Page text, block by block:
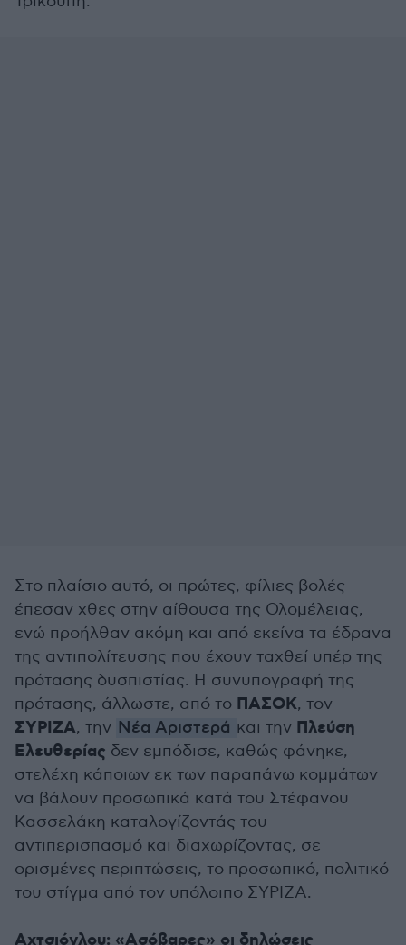
Στο πλαίσιο αυτό, οι πρώτες, φίλιες βολές
έπεσαν χθες στην αίθουσα της Ολομέλειας,
ενώ προήλθαν ακόμη και από εκείνα τα έδρανα
της αντιπολίτευσης που έχουν ταχθεί υπέρ της
πρότασης δυσπιστίας. Η συνυπογραφή της
πρότασης, άλλωστε, από το ΠΑΣΟΚ, τον
ΣΥΡΙΖΑ, την Νέα Αριστερά και την Πλεύση
Ελευθερίας δεν εμπόδισε, καθώς φάνηκε,
στελέχη κάποιων εκ των παραπάνω κομμάτων
να βάλουν προσωπικά κατά του Στέφανου
Κασσελάκη καταλογίζοντάς του
αντιπερισπασμό και διαχωρίζοντας, σε
ορισμένες περιπτώσεις, το προσωπικό, πολιτικό
του στίγμα από τον υπόλοιπο ΣΥΡΙΖΑ.
Αχτσιόγλου: «Ασόβαρες» οι δηλώσεις